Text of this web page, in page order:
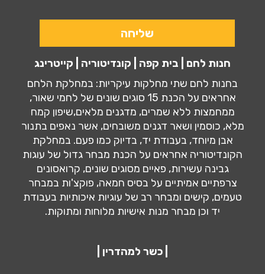
חנות לחם | בית קפה | קונדיטוריה | קייטרינג
בחנות לחם שתי מחלקות עיקריות: במחלקת הלחם
אחראים על הכנת 15 סוגים שונים של לחמי שאור,
ממחמצות ללא שמרים, מדגנים מלאים,שיפון קמח
מלא, כוסמין ושאר דגנים משובחים, אשר נאפים בתנור
אבן מיוחד, בעבודת יד, בדיוק כמו פעם. במחלקת
הקונדיטוריה אחראים על הכנת מבחר גדול של עוגות
גבינה עשירות, פאיים מסוגים שונים, קרואסונים
צרפתיים אמיתיים על בסיס חמאה, פוקצ'ות במבחר
טעמים, קישים ומבחר רב של עוגיות איכותיות בעבודת
יד וכן מבחר מנות אישיות מלוחות ומתוקות.
| כשר למהדרין |